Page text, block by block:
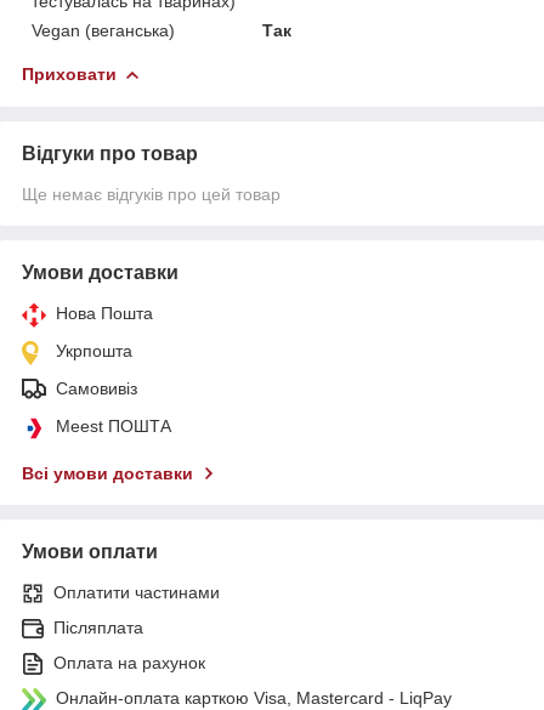
Vegan (веганська) Так
Приховати
Відгуки про товар
Ще немає відгуків про цей товар
Умови доставки
Нова Пошта
Укрпошта
Самовивіз
Meest ПОШТА
Всі умови доставки
Умови оплати
Оплатити частинами
Післяплата
Оплата на рахунок
Онлайн-оплата карткою Visa, Mastercard - LiqPay